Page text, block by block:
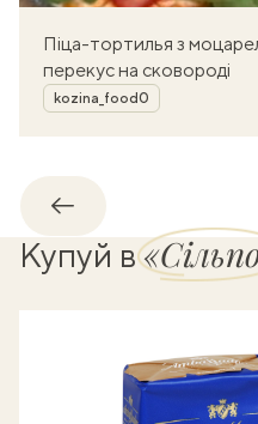
Піца-тортилья з
перекус на сковороді
Автор
kozina_food0
Назад
Купуй в